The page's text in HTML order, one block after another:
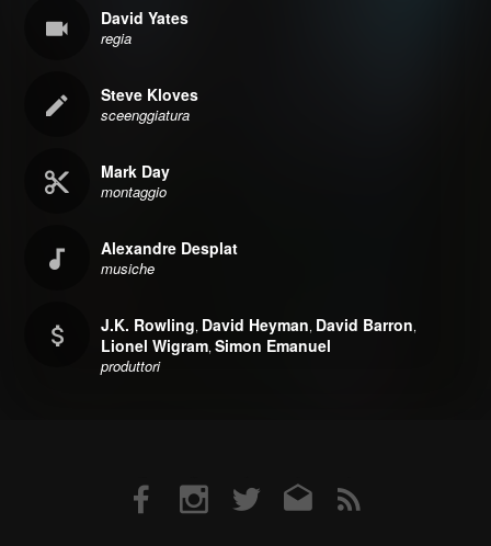
David Yates
regia
Steve Kloves
sceenggiatura
Mark Day
montaggio
Alexandre Desplat
musiche
J.K. Rowling, David Heyman, David Barron,
Lionel Wigram,Simon Emanuel
produttori